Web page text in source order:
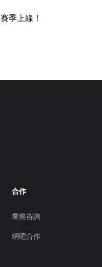
季上線！
合作
業務咨詢
網吧合作